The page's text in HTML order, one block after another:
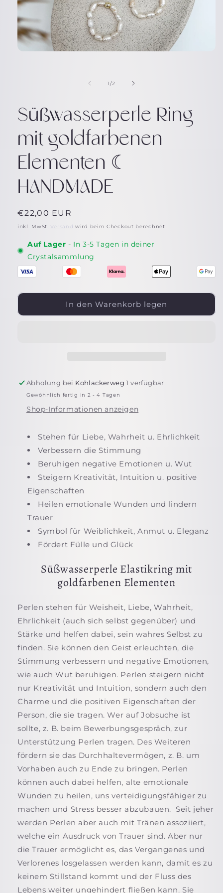
1/von
2
Süßwasserperle Ring
mit goldfarbenen
Elementen ☾
HANDMADE
Normaler
Preis
€22,00 EUR
inkl. MwSt.Versand wird beim Checkout berechnet
Auf Lager - In 3-5 Tagen in deiner
Crystalsammlung
In den Warenkorb legen
Abholung bei Kohlackerweg 1 verfügbar
Gewöhnlich fertig in 2 - 4 Tagen
Shop-Informationen anzeigen
Stehen für Liebe, Wahrheit u. Ehrlichkeit
Verbessern die Stimmung
Beruhigen negative Emotionen u. Wut
Steigern Kreativität, Intuition u. positive
Eigenschaften
Heilen emotionale Wunden und lindern
Trauer
Symbol für Weiblichkeit, Anmut u. Eleganz
Fördert Fülle und Glück
Süßwasserperle Elastikring mit
goldfarbenen Elementen
Perlen stehen für Weisheit, Liebe, Wahrheit,
Ehrlichkeit (auch sich selbst gegenüber) und
Stärke und helfen dabei, sein wahres Selbst zu
finden. Sie können den Geist erleuchten, die
Stimmung verbessern und negative Emotionen,
wie auch Wut beruhigen. Perlen steigern nicht
nur Kreativität und Intuition, sondern auch den
Charme und die positiven Eigenschaften der
Person, die sie tragen. Wer auf Jobsuche ist
sollte, z. B. beim Bewerbungsgespräch, zur
Unterstützung Perlen tragen. Des Weiteren
fördern sie das Durchhaltevermögen, z. B. um
Vorhaben auch zu Ende zu bringen. Perlen
können auch dabei helfen, alte emotionale
Wunden zu heilen, uns verteidigungsfähiger zu
machen und Stress besser abzubauen. Seit jeher
werden Perlen aber auch mit Tränen assoziiert,
welche ein Ausdruck von Trauer sind. Aber nur
die Trauer ermöglicht es, das Vergangenes und
Verlorenes losgelassen werden kann, damit es zu
keinem Stillstand kommt und der Fluss des
Lebens weiter ungehindert fließen kann. Sie